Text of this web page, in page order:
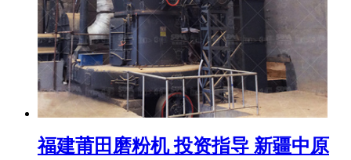
福建莆田磨粉机 投资指导 新疆中原